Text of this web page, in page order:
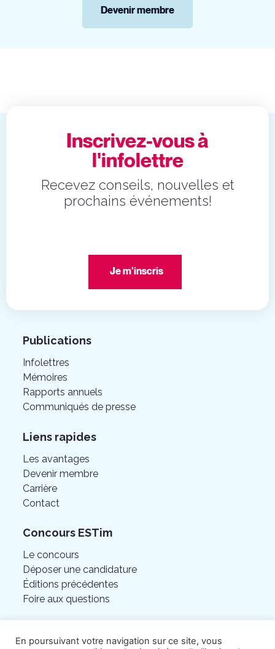
Devenir membre
Inscrivez-vous à
l'infolettre
Recevez conseils, nouvelles et
prochains événements!
Je m'inscris
Publications
Infolettres
Mémoires
Rapports annuels
Communiqués de presse
Liens rapides
Les avantages
Devenir membre
Carrière
Contact
Concours ESTim
Le concours
Déposer une candidature
Éditions précédentes
Foire aux questions
En poursuivant votre navigation sur ce site, vous